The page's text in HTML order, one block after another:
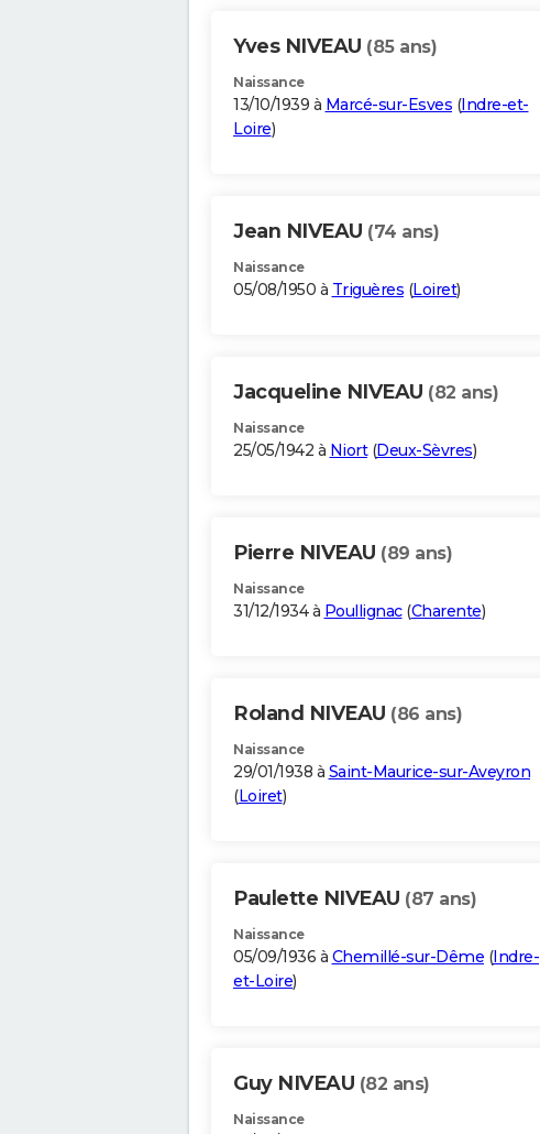
Yves NIVEAU (85 ans)
Naissance
13/10/1939 à Marcé-sur-Esves (Indre-et-
Loire)
Jean NIVEAU (74 ans)
Naissance
05/08/1950 à Triguères (Loiret)
Jacqueline NIVEAU (82 ans)
Naissance
25/05/1942 à Niort(Deux-Sèvres)
Pierre NIVEAU (89 ans)
Naissance
31/12/1934 à Poullignac(Charente)
Roland NIVEAU (86 ans)
Naissance
29/01/1938 à Saint-Maurice-sur-Aveyron
(Loiret)
Paulette NIVEAU (87 ans)
Naissance
05/09/1936 à Chemillé-sur-Dême (Indre-
et-Loire)
Guy NIVEAU (82 ans)
Naissance